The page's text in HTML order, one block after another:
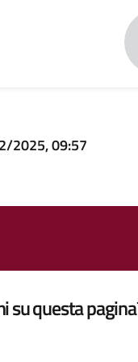
2025, 09:57
su questa